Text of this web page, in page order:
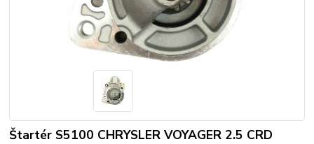
Štartér S5100 CHRYSLER VOYAGER 2.5 CRD